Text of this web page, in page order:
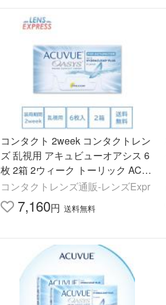
コンタクト 2week コンタクトレン
ズ 乱視用 アキュビューオアシス 6
枚 2箱 2ウィーク トーリック ACU
VUE OASYS UVカット
コンタクトレンズ通販-レンズExpr
7,160円 送料無料